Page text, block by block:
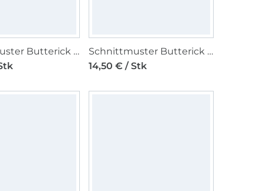
Schnittmuster Butterick Damen Rock 7025 Gr. 40 - 48
Schnittmuster Butterick Damen Rock 7025 Gr. 30-38
14,50 € / Stk